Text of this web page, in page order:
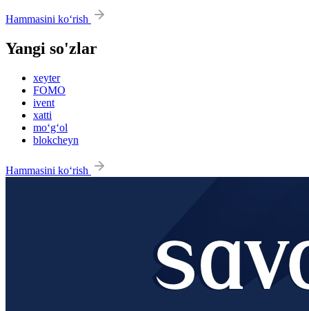
Hammasini ko‘rish
Yangi so'zlar
xeyter
FOMO
ivent
xatti
mo‘g‘ol
blokcheyn
Hammasini ko‘rish